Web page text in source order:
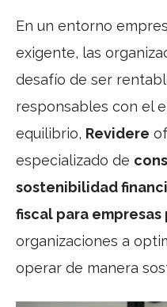
En un entorno
exigente, las
desafío de ser
responsables con el
equilibrio, Revidere
especializado de
sostenibilidad
fiscal para empresas
organizaciones a
operar de manera